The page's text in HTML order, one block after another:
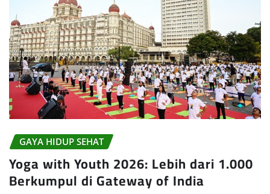
GAYA HIDUP SEHAT
Yoga with Youth 2026: Lebih dari 1.000
Berkumpul di Gateway of India